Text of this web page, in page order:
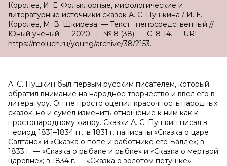
Королев, И. Е. Фольклорные, мифологические и
литературные источники сказок А. С. Пушкина / И. Е.
Королев, М. В. Шкирева. — Текст : непосредственный //
Юный ученый. — 2020. — № 8 (38). — С. 8-14. — URL:
https://moluch.ru/young/archive/38/2153.
А. С. Пушкин был первым русским писателем, который
обратил внимание на народное творчество и ввел его в
литературу. Он не просто оценил красочность народных
сказок, но и сумел изменить отношение к ним как к
простонародному жанру. Сказки А. С. Пушкин писал в
период 1831–1834 гг.: в 1831 г. написаны «Сказка о царе
Салтане» и «Сказка о попе и работнике его Балде»; в
1833 г. — «Сказка о рыбаке и рыбке» и «Сказка о мертвой
царевне»; в 1834 г. — «Сказка о золотом петушке».